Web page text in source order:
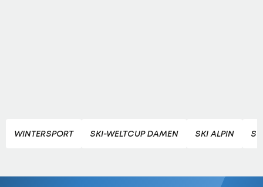
WINTERSPORT SKI-WELTCUP DAMEN SKI ALPIN